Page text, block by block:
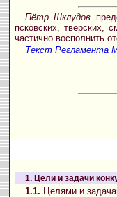
Пётр Шклудов
псковских, тверских,
частично восполнить
Текст Регламента
1. Цели и задачи
1.1. Целями и